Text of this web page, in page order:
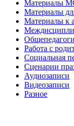
Материалы
Материалы
Материалы к
Работа с
Социальная
Сценарии
Аудиозаписи
Видеозаписи
Разное